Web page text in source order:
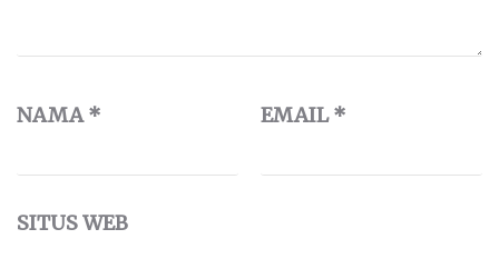
NAMA* EMAIL*
SITUS WEB